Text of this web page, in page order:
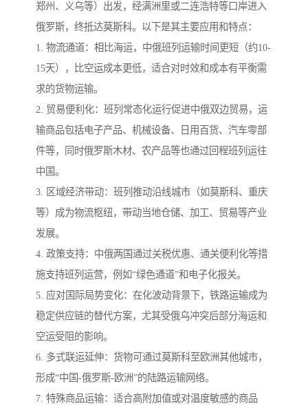
郑州、义乌等）出发，经满洲里或二连浩特等口岸进入
俄罗斯，终抵达莫斯科。以下是其主要应用和特点：
1. 物流通道：相比海运，中俄班列运输时间更短（约10-
15天），比空运成本更低，适合对时效和成本有平衡需
求的货物运输。
2. 贸易便利化：班列常态化运行促进中俄双边贸易，运
输商品包括电子产品、机械设备、日用百货、汽车零部
件等，同时俄罗斯木材、农产品等也通过回程班列运往
中国。
3. 区域经济带动：班列推动沿线城市（如莫斯科、重庆
等）成为物流枢纽，带动当地仓储、加工、贸易等产业
发展。
4. 政策支持：中俄两国通过关税优惠、通关便利化等措
施支持班列运营，例如“绿色通道”和电子化报关。
5. 应对国际局势变化：在化波动背景下，铁路运输成为
稳定供应链的替代方案，尤其受俄乌冲突后部分海运和
空运受阻的影响。
6. 多式联运延伸：货物可通过莫斯科至欧洲其他城市，
形成“中国-俄罗斯-欧洲”的陆路运输网络。
7. 特殊商品运输：适合高附加值或对温度敏感的商品